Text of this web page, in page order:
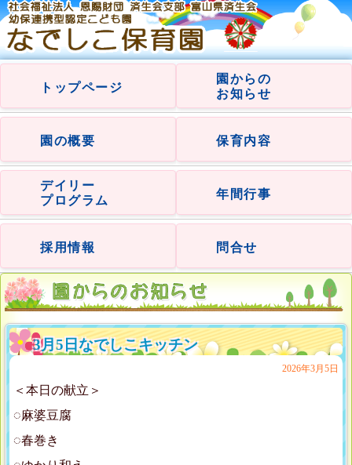
トップページ
園からの
お知らせ
園の概要 保育内容
デイリー
プログラム
年間行事
採用情報 問合せ
3月5日なでしこキッチン
2026年3月5日
＜本日の献立＞
◌麻婆豆腐
◌春巻き